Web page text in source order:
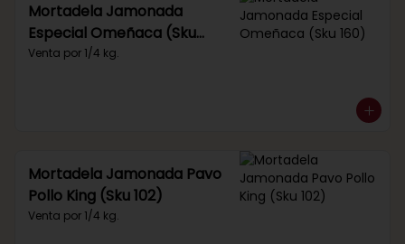
Mortadela Jamonada
Especial Omeñaca (Sku
160)
Venta por 1/4 kg.
Mortadela Jamonada Pavo
Pollo King (Sku 102)
Venta por 1/4 kg.